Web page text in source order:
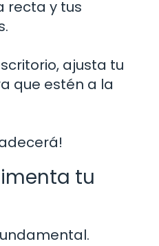
recta y tus
ajusta tu
que estén a la
tu